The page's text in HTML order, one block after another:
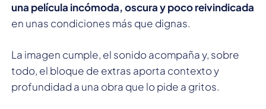
una película incómoda, oscura y poco reivindicada
en unas condiciones más que dignas.
La imagen cumple, el sonido acompaña y, sobre
todo, el bloque de extras aporta contexto y
profundidad a una obra que lo pide a gritos.